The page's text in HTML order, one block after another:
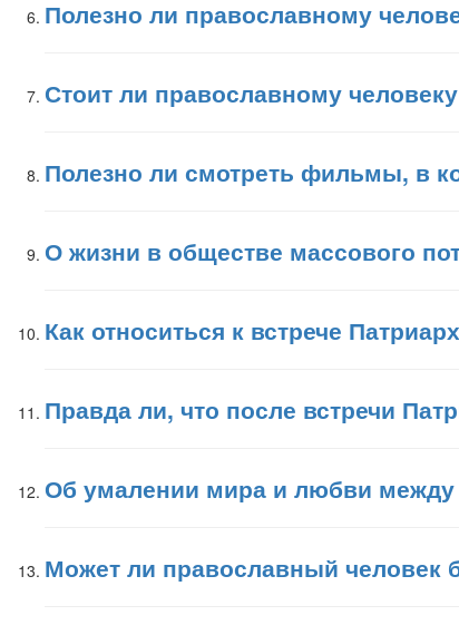
Полезно ли православному
Стоит ли православному
Полезно ли смотреть фильмы, в
О жизни в обществе массового
Как относиться к встрече
Правда ли, что после встречи
Об умалении мира и любви
Может ли православный человек